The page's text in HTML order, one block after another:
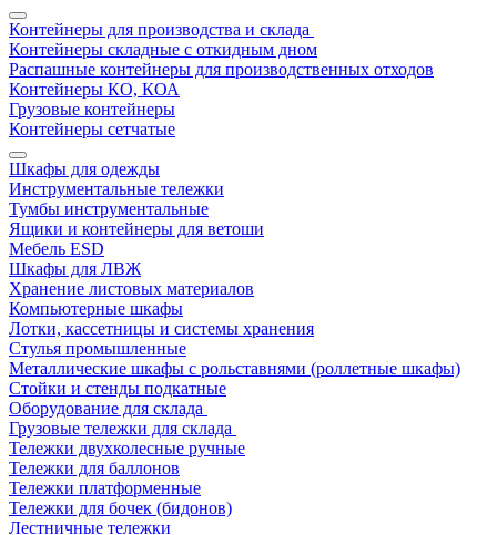
Контейнеры для производства и склада
Контейнеры складные с откидным дном
Распашные контейнеры для производственных отходов
Контейнеры КО, КОА
Грузовые контейнеры
Контейнеры сетчатые
Шкафы для одежды
Инструментальные тележки
Тумбы инструментальные
Ящики и контейнеры для ветоши
Мебель ESD
Шкафы для ЛВЖ
Хранение листовых материалов
Компьютерные шкафы
Лотки, кассетницы и системы хранения
Стулья промышленные
Металлические шкафы с рольставнями (роллетные шкафы)
Стойки и стенды подкатные
Оборудование для склада
Грузовые тележки для склада
Тележки двухколесные ручные
Тележки для баллонов
Тележки платформенные
Тележки для бочек (бидонов)
Лестничные тележки